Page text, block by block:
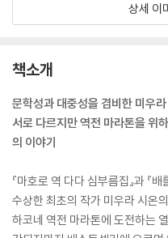
상세 이
책소개
문학성과 대중성을 겸비한 미우
서로 다르지만 역전 마라톤을 위
의 이야기
『마호로 역 다다 심부름집』과 『
수상한 최초의 작가 미우라 시온
하코네 역전 마라톤에 도전하는